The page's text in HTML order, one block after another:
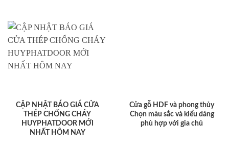
CẬP NHẬT BÁO GIÁ CỬA
THÉP CHỐNG CHÁY
HUYPHATDOOR MỚI
NHẤT HÔM NAY
Cửa gỗ HDF và phong thủy
Chọn màu sắc và kiểu dáng
phù hợp với gia chủ